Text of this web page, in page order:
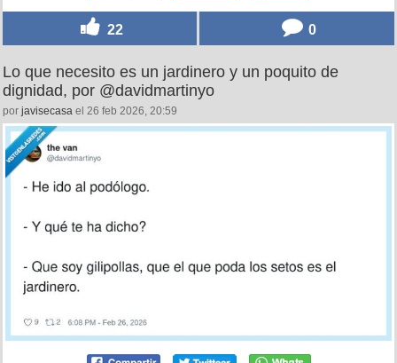
22 0
Lo que necesito es un jardinero y un poquito de
dignidad, por @davidmartinyo
por javisecasa el 26 feb 2026, 20:59